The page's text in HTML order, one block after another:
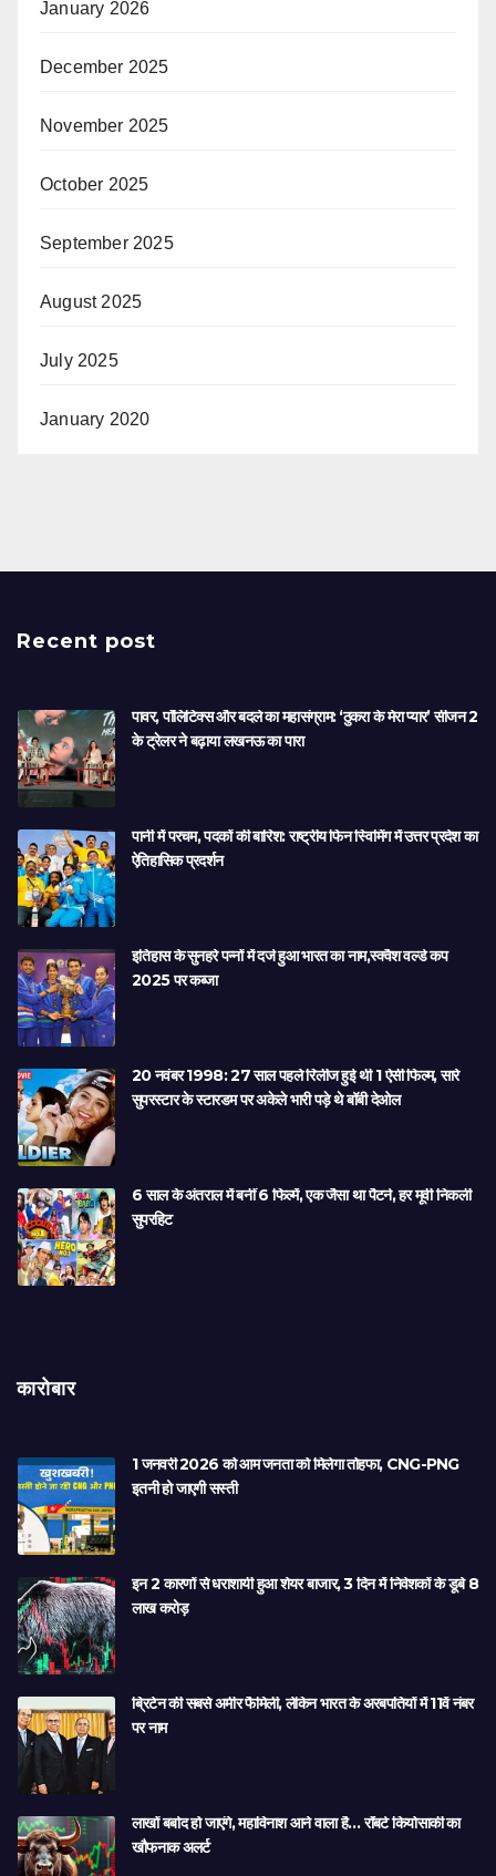
January 2026
December 2025
November 2025
October 2025
September 2025
August 2025
July 2025
January 2020
Recent post
पावर, पॉलिटिक्स और बदले का महासंग्राम: ‘ठुकरा के मेरा प्यार’ सीजन 2
के ट्रेलर ने बढ़ाया लखनऊ का पारा
पानी में परचम, पदकों की बारिश: राष्ट्रीय फिन स्विमिंग में उत्तर प्रदेश का
ऐतिहासिक प्रदर्शन
इतिहास के सुनहरे पन्नों में दर्ज हुआ भारत का नाम,स्क्वैश वर्ल्ड कप
2025 पर कब्जा
20 नवंबर 1998: 27 साल पहले रिलीज हुई थी 1 ऐसी फिल्म, सारे
सुपरस्टार के स्टारडम पर अकेले भारी पड़े थे बॉबी देओल
6 साल के अंतराल में बनीं 6 फिल्में, एक जैसा था पैटर्न, हर मूवी निकली
सुपरहिट
कारोबार
1 जनवरी 2026 को आम जनता को मिलेगा तोहफा, CNG-PNG
इतनी हो जाएगी सस्ती
इन 2 कारणों से धराशायी हुआ शेयर बाजार, 3 दिन में निवेशकों के डूबे 8
लाख करोड़
ब्रिटेन की सबसे अमीर फैमिली, लेकिन भारत के अरबपतियों में 11वें नंबर
पर नाम
लाखों बर्बाद हो जाएंगे, महाविनाश आने वाला है… रॉबर्ट कियोसाकी का
खौफनाक अलर्ट